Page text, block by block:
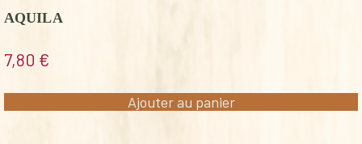
AQUILA
7,80 €
Ajouter au panier